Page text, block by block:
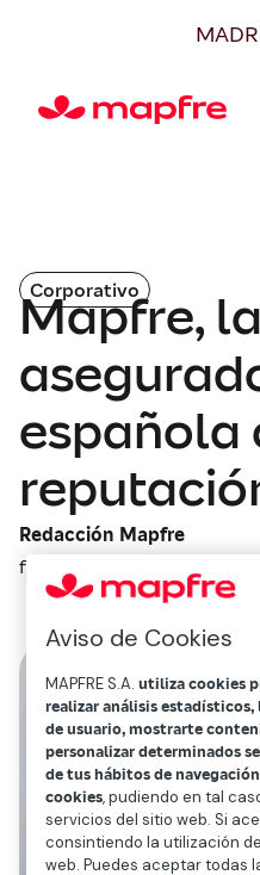
Corporativo
Mapfre, la
española
Redacción Mapfre
febrero 17, 2021
Aviso de Cookies
MAPFRE S.A.utiliza cookies
realizar análisis
de usuario, mostrarte
personalizar determinados
de tus hábitos de navegación
cookies, pudiendo en tal
servicios del sitio web. Si
consintiendo la utilización
web. Puedes aceptar todas